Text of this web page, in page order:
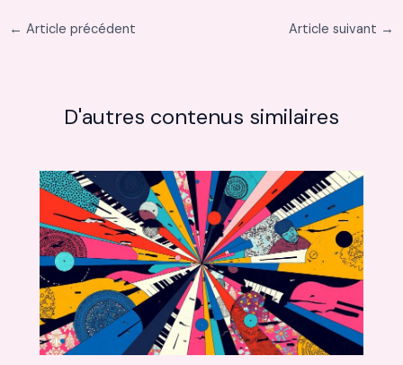
← Article précédent Article suivant →
D'autres contenus similaires